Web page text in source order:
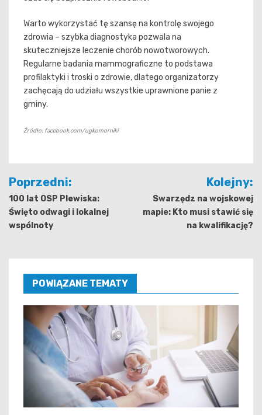
Warto wykorzystać tę szansę na kontrolę swojego
zdrowia – szybka diagnostyka pozwala na
skuteczniejsze leczenie chorób nowotworowych.
Regularne badania mammograficzne to podstawa
profilaktyki i troski o zdrowie, dlatego organizatorzy
zachęcają do udziału wszystkie uprawnione panie z
gminy.
Źródło: facebook.com/ugkomorniki
Nawigacja
wpisu
Poprzedni:
100 lat OSP Plewiska:
Święto odwagi i lokalnej
wspólnoty
Kolejny:
Swarzędz na wojskowej
mapie: Kto musi stawić się
na kwalifikację?
POWIĄZANE TEMATY